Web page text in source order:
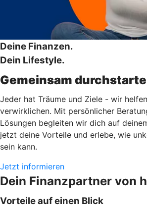
Deine Finanzen.
Dein Lifestyle.
Gemeinsam
Jeder hat Träume und Ziele - wir
verwirklichen. Mit persönlicher
Lösungen begleiten wir dich auf
jetzt deine Vorteile und erlebe, wie
sein kann.
Jetzt informieren
Dein Finanzpartner von
Vorteile auf einen Blick